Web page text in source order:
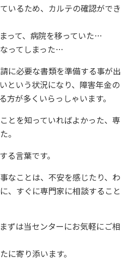
いるため、カルテの確認ができ
って、病院を移っていた…
ってしまった…
に必要な書類を準備する事が出
という状況になり、障害年金の
方が多くいらっしゃいます。
とを知っていればよかった、専
。
る言葉です。
なことは、不安を感じたり、わ
、すぐに専門家に相談すること
ずは当センターにお気軽にご相
に寄り添います。